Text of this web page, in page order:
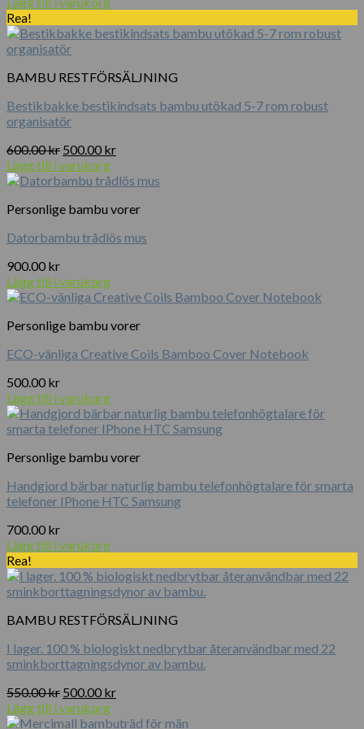
Rea!
BAMBU RESTFÖRSÄLJNING
Bestikbakke bestikindsats bambu utökad 5-7 rom robust
organisatör
600.00kr Det
ursprungliga
priset
600.00 kr.
500.00 krDet
priset
500.00 kr.
Lägg till i varukorg
Personlige bambu vorer
Datorbambu trådlös mus
900.00 kr
Lägg till i varukorg
Personlige bambu vorer
ECO-vänliga Creative Coils Bamboo Cover Notebook
500.00 kr
Lägg till i varukorg
Personlige bambu vorer
Handgjord bärbar naturlig bambu telefonhögtalare för smarta
telefoner IPhone HTC Samsung
700.00 kr
Lägg till i varukorg
Rea!
BAMBU RESTFÖRSÄLJNING
I lager. 100 % biologiskt nedbrytbar återanvändbar med 22
sminkborttagningsdynor av bambu.
550.00kr Det
ursprungliga
priset
500.00 krDet
priset
Lägg till i varukorg